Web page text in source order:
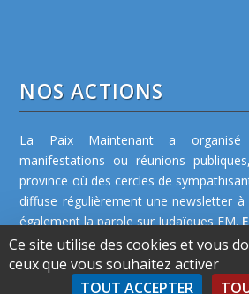
NOS ACTIONS
La Paix Maintenant a
manifestations ou réunions
province où des cercles de
diffuse régulièrement une newsletter
également la parole sur Judaïques FM.
Ce site utilise des cookies et vous
ceux que vous souhaitez activer
TOUT ACCEPTER